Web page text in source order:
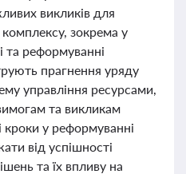
викликів для
зокрема у
та реформуванні
прагнення уряду
управління ресурсами,
та викликам
кроки у реформуванні
від успішності
та їх впливу на